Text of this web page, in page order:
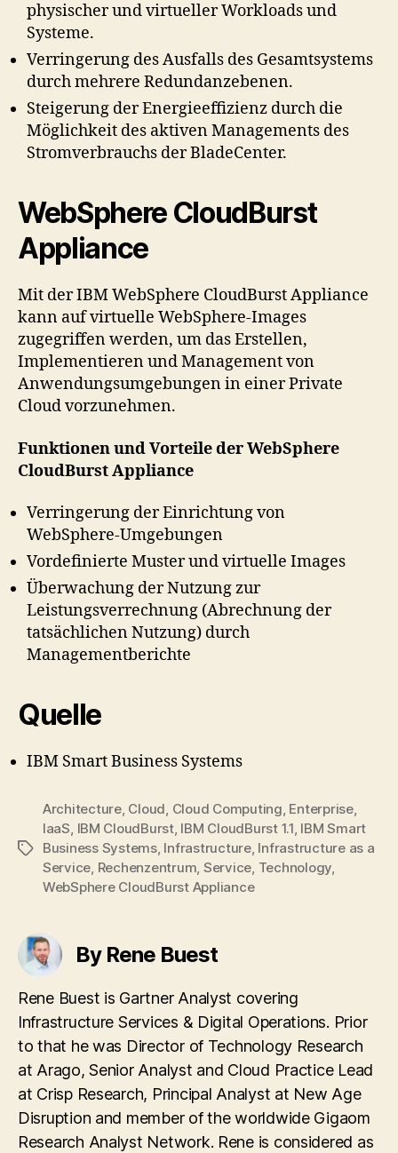
physischer und virtueller Workloads und
Systeme.
Verringerung des Ausfalls des Gesamtsystems
durch mehrere Redundanzebenen.
Steigerung der Energieeffizienz durch die
Möglichkeit des aktiven Managements des
Stromverbrauchs der BladeCenter.
WebSphere CloudBurst
Appliance
Mit der IBM WebSphere CloudBurst Appliance
kann auf virtuelle WebSphere-Images
zugegriffen werden, um das Erstellen,
Implementieren und Management von
Anwendungsumgebungen in einer Private
Cloud vorzunehmen.
Funktionen und Vorteile der WebSphere
CloudBurst Appliance
Verringerung der Einrichtung von
WebSphere-Umgebungen
Vordefinierte Muster und virtuelle Images
Überwachung der Nutzung zur
Leistungsverrechnung (Abrechnung der
tatsächlichen Nutzung) durch
Managementberichte
Quelle
IBM Smart Business Systems
Tags
Architecture, Cloud, Cloud Computing, Enterprise,
IaaS, IBM CloudBurst, IBM CloudBurst 1.1, IBM Smart
Business Systems, Infrastructure, Infrastructure as a
Service, Rechenzentrum, Service, Technology,
WebSphere CloudBurst Appliance
By Rene Buest
Rene Buest is Gartner Analyst covering
Infrastructure Services & Digital Operations. Prior
to that he was Director of Technology Research
at Arago, Senior Analyst and Cloud Practice Lead
at Crisp Research, Principal Analyst at New Age
Disruption and member of the worldwide Gigaom
Research Analyst Network. Rene is considered as